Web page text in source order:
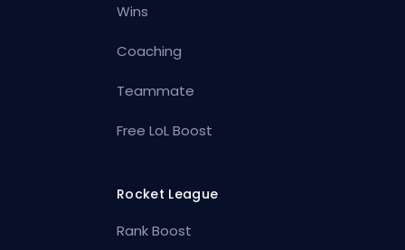
Wins
Coaching
Teammate
Free LoL Boost
Rocket League
Rank Boost